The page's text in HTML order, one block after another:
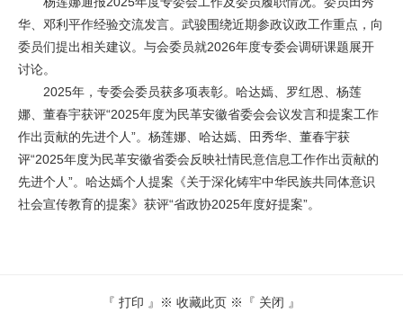
华、邓利平作经验交流发言。武骏围绕近期参政议政工作重点，向
委员们提出相关建议。与会委员就2026年度专委会调研课题展开
讨论。
2025年，专委会委员获多项表彰。哈达嫣、罗红恩、杨莲
娜、董春宇获评“2025年度为民革安徽省委会会议发言和提案工作
作出贡献的先进个人”。杨莲娜、哈达嫣、田秀华、董春宇获
评“2025年度为民革安徽省委会反映社情民意信息工作作出贡献的
先进个人”。哈达嫣个人提案《关于深化铸牢中华民族共同体意识
社会宣传教育的提案》获评“省政协2025年度好提案”。
『 打印 』※ 收藏此页 ※『 关闭 』